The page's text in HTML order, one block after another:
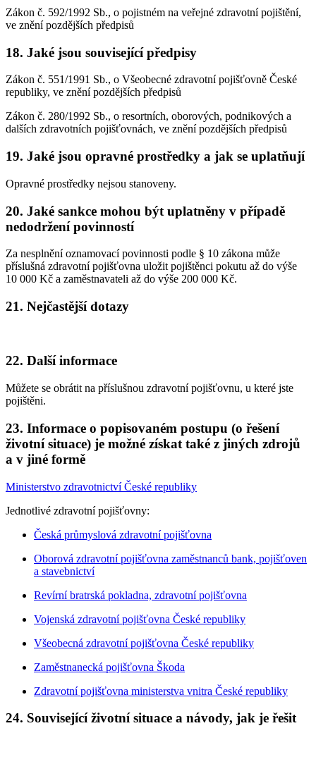
Zákon č. 592/1992 Sb., o pojistném na veřejné zdravotní pojištění,
ve znění pozdějších předpisů
18. Jaké jsou související předpisy
Zákon č. 551/1991 Sb., o Všeobecné zdravotní pojišťovně České
republiky, ve znění pozdějších předpisů
Zákon č. 280/1992 Sb., o resortních, oborových, podnikových a
dalších zdravotních pojišťovnách, ve znění pozdějších předpisů
19. Jaké jsou opravné prostředky a jak se uplatňují
Opravné prostředky nejsou stanoveny.
20. Jaké sankce mohou být uplatněny v případě
nedodržení povinností
Za nesplnění oznamovací povinnosti podle § 10 zákona může
příslušná zdravotní pojišťovna uložit pojištěnci pokutu až do výše
10 000 Kč a zaměstnavateli až do výše 200 000 Kč.
21. Nejčastější dotazy
22. Další informace
Můžete se obrátit na příslušnou zdravotní pojišťovnu, u které jste
pojištěni.
23. Informace o popisovaném postupu (o řešení
životní situace) je možné získat také z jiných zdrojů
a v jiné formě
Ministerstvo zdravotnictví České republiky
Jednotlivé zdravotní pojišťovny:
Česká průmyslová zdravotní pojišťovna
Oborová zdravotní pojišťovna zaměstnanců bank, pojišťoven
a stavebnictví
Revírní bratrská pokladna, zdravotní pojišťovna
Vojenská zdravotní pojišťovna České republiky
Všeobecná zdravotní pojišťovna České republiky
Zaměstnanecká pojišťovna Škoda
Zdravotní pojišťovna ministerstva vnitra České republiky
24. Související životní situace a návody, jak je řešit